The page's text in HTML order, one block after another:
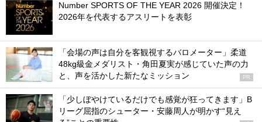
Number SPORTS OF THE YEAR 2026 開催決定！
2026年を代表するアスリートを表彰
「会場の声は自分を客観視するバロメーター」柔道
48kg級金メダリスト・角田夏実が感じていた声の力
と、声を活かした新たなミッション
PR
「少しぼやけているだけでも感覚が狂ってきます」B
リーグ屈指のシューター・安藤周人が明かす“見え